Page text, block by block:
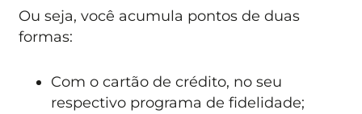
Ou seja, você acumula pontos de duas
formas:
Com o cartão de crédito, no seu
respectivo programa de fidelidade;